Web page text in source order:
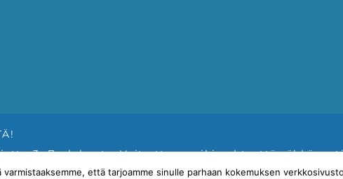
3.–7. elokuuta. Voit ottaa meihin yhteyttä
ymmärryksestäsi.
Inc.
varmistaaksemme, että tarjoamme sinulle parhaan kokemuksen